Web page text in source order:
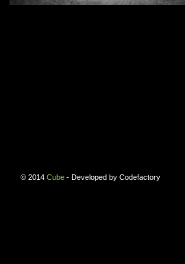
© 2014 Cube- Developed by Codefactory